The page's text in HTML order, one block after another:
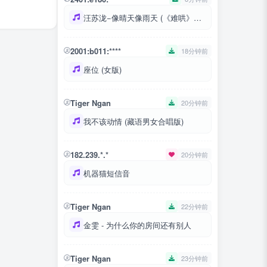
汪苏泷−像晴天像雨天 (《难哄》OST)
2001:b011:**** 18分钟前
座位 (女版)
Tiger Ngan 20分钟前
我不该动情 (藏语男女合唱版)
182.239.*.* 20分钟前
机器猫短信音
Tiger Ngan 22分钟前
金雯 - 为什么你的房间还有别人
Tiger Ngan 23分钟前